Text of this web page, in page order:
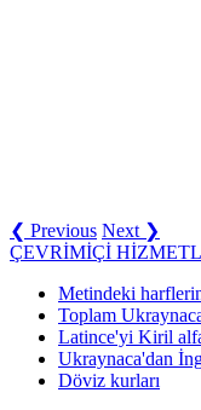
❮ Previous Next ❯
ÇEVRİMİÇİ
Metindeki
Toplam Ukraynaca
Latince'yi Kiril
Ukraynaca'dan
Döviz kurları